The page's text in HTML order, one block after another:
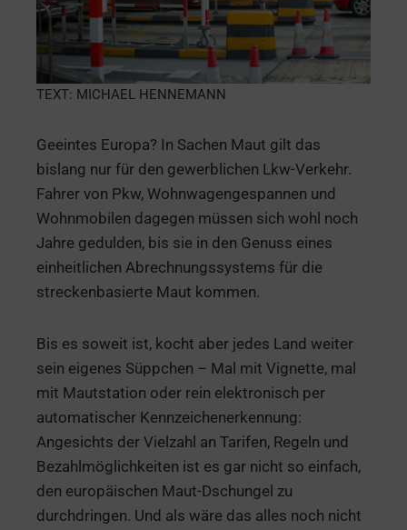
TEXT: MICHAEL HENNEMANN
Geeintes Europa? In Sachen Maut gilt das
bislang nur für den gewerblichen Lkw-Verkehr.
Fahrer von Pkw, Wohnwagengespannen und
Wohnmobilen dagegen müssen sich wohl noch
Jahre gedulden, bis sie in den Genuss eines
einheitlichen Abrechnungssystems für die
streckenbasierte Maut kommen.
Bis es soweit ist, kocht aber jedes Land weiter
sein eigenes Süppchen – Mal mit Vignette, mal
mit Mautstation oder rein elektronisch per
automatischer Kennzeichenerkennung:
Angesichts der Vielzahl an Tarifen, Regeln und
Bezahlmöglichkeiten ist es gar nicht so einfach,
den europäischen Maut-Dschungel zu
durchdringen. Und als wäre das alles noch nicht